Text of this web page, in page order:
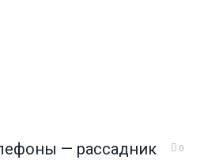
— рассадник
0